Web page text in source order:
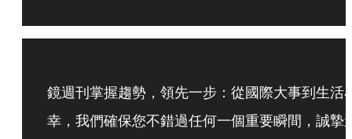
鏡週刊掌握趨勢，領先一步：從國際大事到生活
幸，我們確保您不錯過任何一個重要瞬間，誠摯